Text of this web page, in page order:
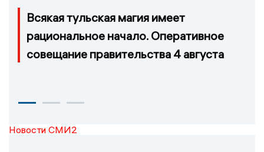
Всякая тульская магия имеет
рациональное начало. Оперативное
совещание правительства 4 августа
Новости СМИ2